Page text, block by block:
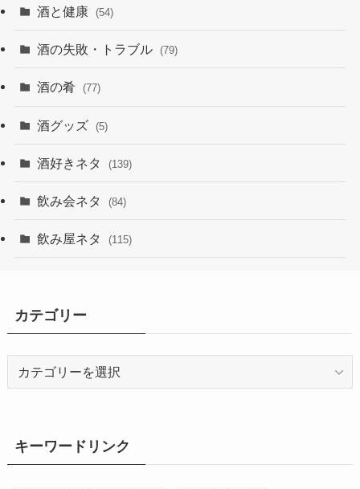
酒と健康 (54)
酒の失敗・トラブル (79)
酒の肴 (77)
酒グッズ (5)
酒好きネタ (139)
飲み会ネタ (84)
飲み屋ネタ (115)
カテゴリー
ーキーワードリンク